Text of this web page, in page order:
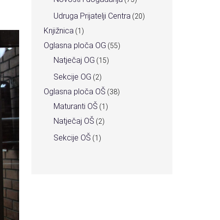
Udruga Prijatelji Centra (20)
Knjižnica (1)
Oglasna ploča OG (55)
Natječaj OG (15)
Sekcije OG (2)
Oglasna ploča OŠ (38)
Maturanti OŠ (1)
Natječaj OŠ (2)
Sekcije OŠ (1)